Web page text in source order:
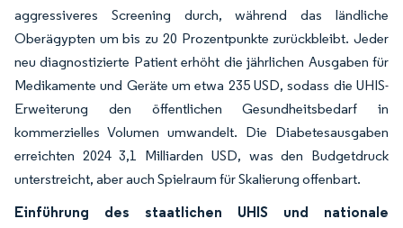
aggressiveres Screening durch, während das ländliche
Oberägypten um bis zu 20 Prozentpunkte zurückbleibt. Jeder
neu diagnostizierte Patient erhöht die jährlichen Ausgaben für
Medikamente und Geräte um etwa 235 USD, sodass die UHIS-
Erweiterung den öffentlichen Gesundheitsbedarf in
kommerzielles Volumen umwandelt. Die Diabetesausgaben
erreichten 2024 3,1 Milliarden USD, was den Budgetdruck
unterstreicht, aber auch Spielraum für Skalierung offenbart.
Einführung des staatlichen UHIS und nationale